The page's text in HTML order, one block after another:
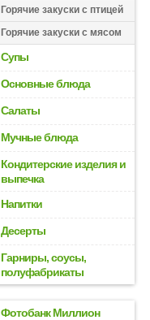
Горячие закуски с птицей
Горячие закуски с мясом
Супы
Основные блюда
Салаты
Мучные блюда
Кондитерские изделия и
выпечка
Напитки
Десерты
Гарниры, соусы,
полуфабрикаты
Фотобанк Миллион